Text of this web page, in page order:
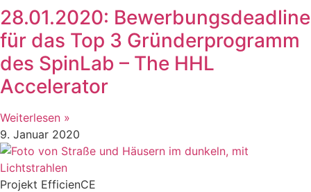
28.01.2020: Bewerbungsdeadline
für das Top 3 Gründerprogramm
des SpinLab – The HHL
Accelerator
Weiterlesen »
9. Januar 2020
Projekt EfficienCE